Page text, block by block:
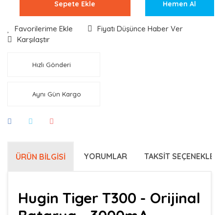
Sepete Ekle Hemen Al
Fiyatı Düşünce Haber Ver
Karşılaştır
Hızlı Gönderi
Aynı Gün Kargo
ÜRÜN BILGISI YORUMLAR TAKSIT
Hugin Tiger T300 - Orijinal